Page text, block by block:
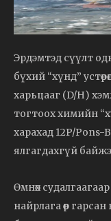
Эрдэмтэд сүүлт
бүхий “хүнд”
харьцааг (D/H)
тогтоох химийн
харахад 12P/
ялгагдахгүй
Өмнөх
найрлага өөр